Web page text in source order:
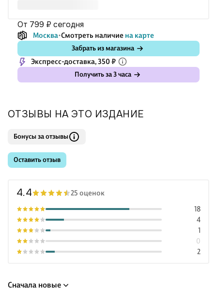
от 799 ₽ сегодня
Москва Смотреть наличие на карте
Забрать из магазина
Экспресс-доставка, 350 ₽
Получить за 3 часа
ОТЗЫВЫ НА ЭТО ИЗДАНИЕ
Бонусы за отзывы
Оставить отзыв
4.4 25 оценок
2
0
1
4
18
Сначала новые